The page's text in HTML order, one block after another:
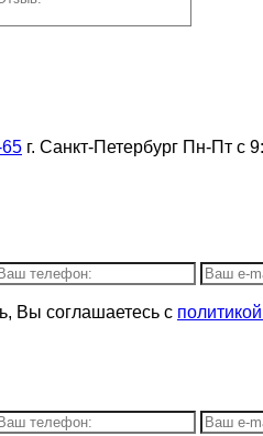
г. Санкт-Петербург Пн-Пт с
Вы соглашаетесь с